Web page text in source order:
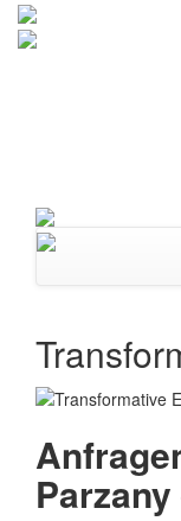
Navigation
Parzany